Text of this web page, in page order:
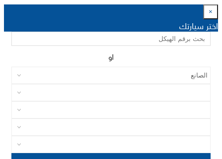
×
اختر سيارتك
او